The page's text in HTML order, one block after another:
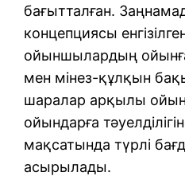
бағытталған.
концепциясы
ойыншылардың
мен мінез-құлқын
шаралар арқылы
ойындарға
мақсатында түрлі
асырылады.